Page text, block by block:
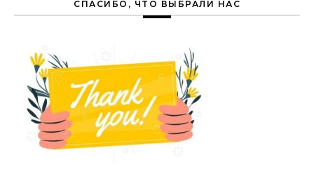
СПАСИБО, ЧТО ВЫБРАЛИ НАС